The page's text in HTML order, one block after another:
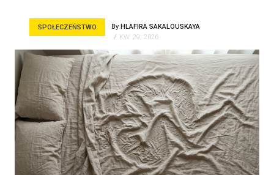
SPOŁECZEŃSTWO By HLAFIRA SAKALOUSKAYA
KW. 29, 2026